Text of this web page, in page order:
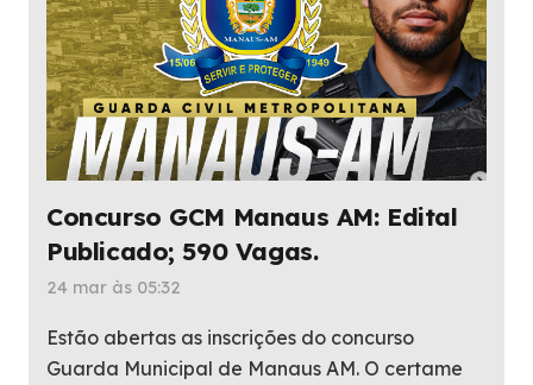
Concurso GCM Manaus AM: Edital
Publicado; 590 Vagas.
24 mar às 05:32
Estão abertas as inscrições do concurso
Guarda Municipal de Manaus AM. O certame